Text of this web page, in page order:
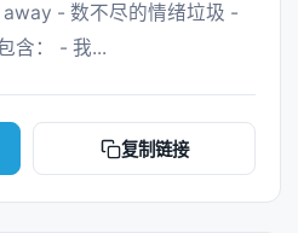
- 数不尽的情绪垃圾 -
含： - 我...
复制链接